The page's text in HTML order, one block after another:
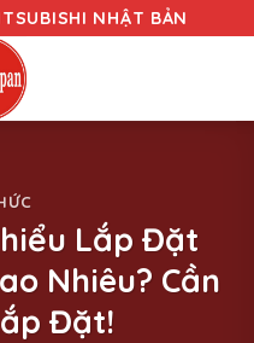
NHẬT BẢN
Lắp Đặt
Nhiêu? Cần
Đặt!